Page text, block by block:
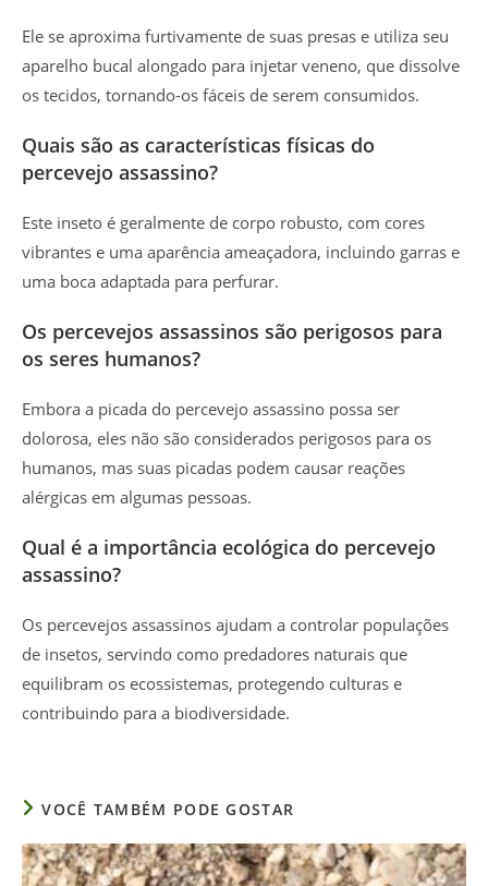
Ele se aproxima furtivamente de suas presas e utiliza seu
aparelho bucal alongado para injetar veneno, que dissolve
os tecidos, tornando-os fáceis de serem consumidos.
Quais são as características físicas do
percevejo assassino?
Este inseto é geralmente de corpo robusto, com cores
vibrantes e uma aparência ameaçadora, incluindo garras e
uma boca adaptada para perfurar.
Os percevejos assassinos são perigosos para
os seres humanos?
Embora a picada do percevejo assassino possa ser
dolorosa, eles não são considerados perigosos para os
humanos, mas suas picadas podem causar reações
alérgicas em algumas pessoas.
Qual é a importância ecológica do percevejo
assassino?
Os percevejos assassinos ajudam a controlar populações
de insetos, servindo como predadores naturais que
equilibram os ecossistemas, protegendo culturas e
contribuindo para a biodiversidade.
VOCÊ TAMBÉM PODE GOSTAR